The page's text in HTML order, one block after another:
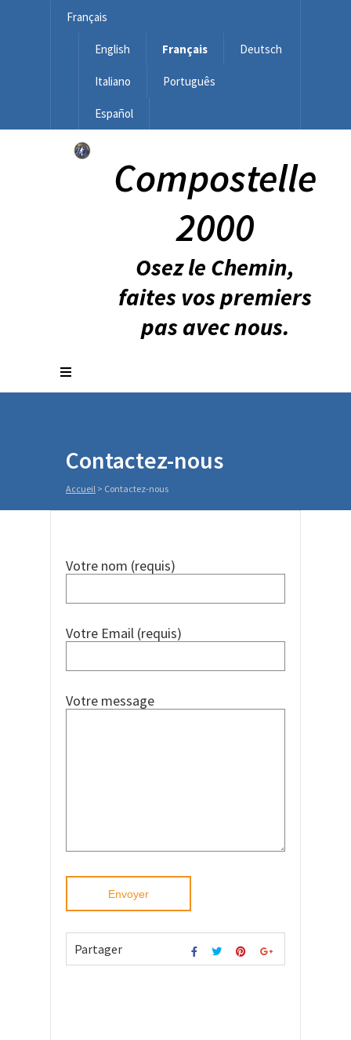
Français
English Français Deutsch
Italiano Português
Español
Compostelle
2000
Osez le Chemin,
faites vos premiers
pas avec nous.
Contactez-nous
Accueil > Contactez-nous
Votre nom (requis)
Votre Email (requis)
Votre message
Partager